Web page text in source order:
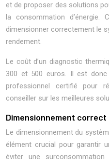
et de proposer des solutions
la consommation d’énergie.
dimensionner correctement le
rendement.
Le coût d’un diagnostic
300 et 500 euros. Il est
professionnel certifié pour
conseiller sur les meilleures
Dimensionnement correct
Le dimensionnement du
élément crucial pour garantir
éviter une